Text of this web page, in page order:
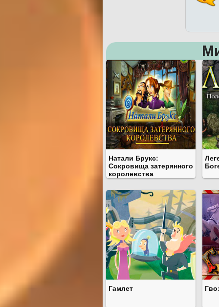
Натали Брукс:
Сокровища затерянного
королевства
Гамлет